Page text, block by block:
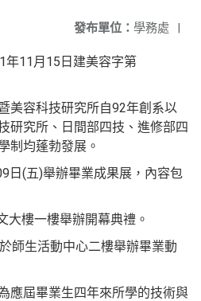
發布單位： 學務處 |
年11月15日建美容字第
美容科技研究所自92年創系以
研究所、日間部四技、進修部四
制均蓬勃發展。
日(五)舉辦畢業成果展，內容包
大樓一樓舉辦開幕典禮。
師生活動中心二樓舉辦畢業動
應屆畢業生四年來所學的技術與